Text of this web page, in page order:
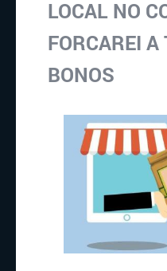
LOCAL NO
FORCAREI A
BONOS